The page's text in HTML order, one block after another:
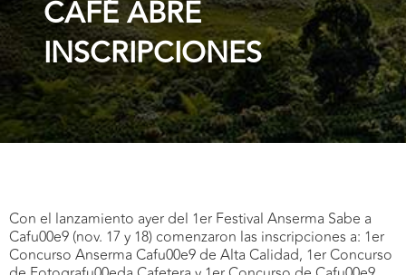
CAFÉ ABRE
INSCRIPCIONES
Con el lanzamiento ayer del 1er Festival Anserma Sabe a
Cafu00e9 (nov. 17 y 18) comenzaron las inscripciones a: 1er
Concurso Anserma Cafu00e9 de Alta Calidad, 1er Concurso